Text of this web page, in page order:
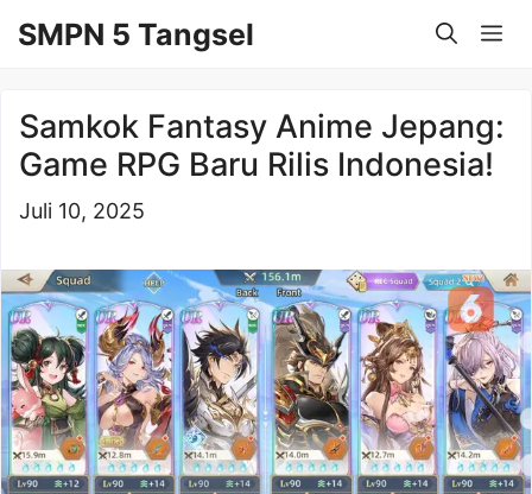
keSMPN 5 Tangsel
Samkok Fantasy Anime Jepang:
Game RPG Baru Rilis Indonesia!
Juli 10, 2025